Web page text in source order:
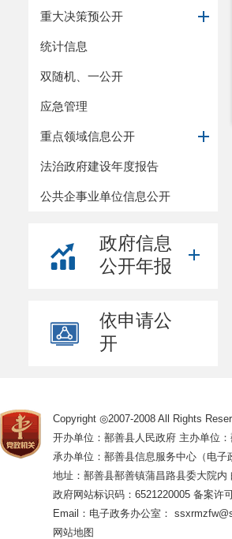
重大决策预公开
统计信息
双随机、一公开
应急管理
重点领域信息公开
法治政府建设年度报告
公共企事业单位信息公开
政府信息
公开年报
依申请公
开
Copyright ◎2007-2008 All Rights
开办单位：鄯善县人民政府 主办单位
承办单位：鄯善县信息服务中心（电子
地址：鄯善县鄯善镇蒲昌路县委大院内
政府网站标识码：6521220005 备案许
Email：电子政务办公室：
网站地图